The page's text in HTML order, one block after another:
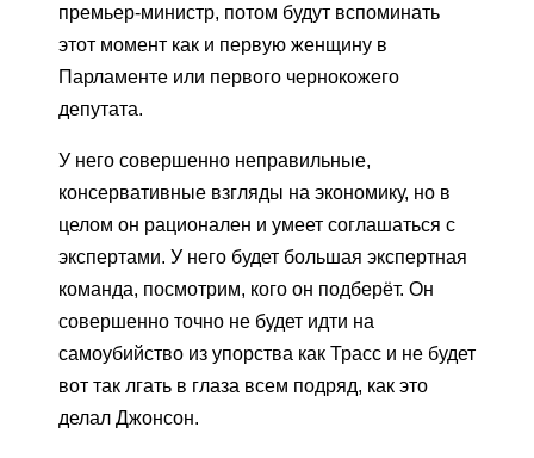
премьер-министр, потом будут вспоминать
этот момент как и первую женщину в
Парламенте или первого чернокожего
депутата.
У него совершенно неправильные,
консервативные взгляды на экономику, но в
целом он рационален и умеет соглашаться с
экспертами. У него будет большая экспертная
команда, посмотрим, кого он подберёт. Он
совершенно точно не будет идти на
самоубийство из упорства как Трасс и не будет
вот так лгать в глаза всем подряд, как это
делал Джонсон.